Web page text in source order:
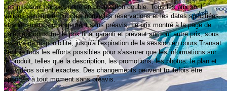
Les prix sont par personne en occupation double. Tous les prix sont
valides seulement pour les nouvelles réservations et les dates spécifiées,
et sont sujets à changement sans préavis. Le prix montré à la page de
paiement constitue le prix final garanti et prévaut sur tout autre prix, sous
réserve de disponibilité, jusqu'à l'expiration de la session en cours.Transat
déploie tous les efforts possibles pour s'assurer que les informations sur
le produit, telles que la description, les promotions, les photos, le plan et
les vidéos soient exactes. Des changements peuvent toutefois être
apportés à tout moment sans préavis.